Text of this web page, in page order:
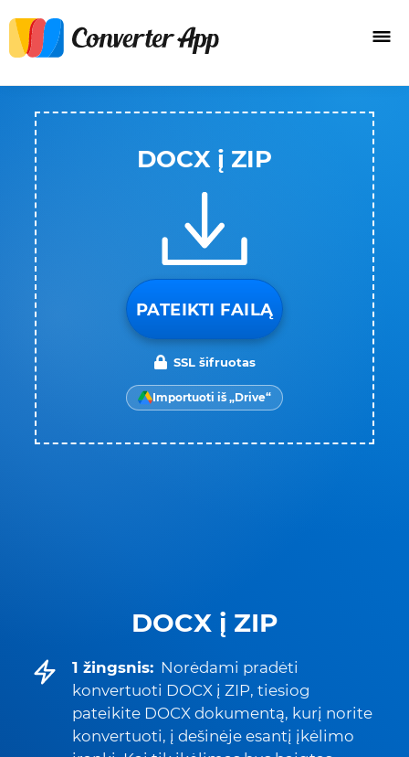
DOCX į ZIP
1 žingsnis: Norėdami pradėti
konvertuoti DOCX į ZIP, tiesiog
pateikite DOCX dokumentą, kurį norite
konvertuoti, į dešinėje esantį įkėlimo
DOCX į ZIP
PATEIKTI FAILĄ
SSL šifruotas
Importuoti iš „Drive“